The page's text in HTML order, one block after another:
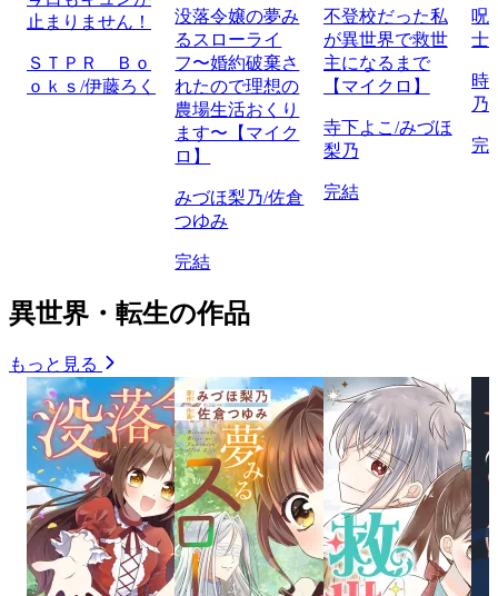
止まりません！
ＳＴＰＲ Ｂｏ
ｏｋｓ/伊藤ろく
没落令嬢の夢み
るスローライ
フ〜婚約破棄さ
れたので理想の
農場生活おくり
ます〜【マイク
ロ】
みづほ梨乃/佐倉
つゆみ
完結
不登校だった私
が異世界で救世
主になるまで
【マイクロ】
寺下よこ/みづほ
梨乃
完結
呪
士
時
乃
完
異世界・転生の作品
もっと見る